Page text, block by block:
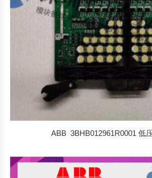
ABB 3BHB012961R0001 低